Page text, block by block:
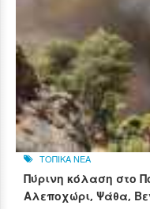
ΤΟΠΙΚΑ ΝΕΑ
Πύρινη κόλαση στο
Αλεποχώρι, Ψάθα,